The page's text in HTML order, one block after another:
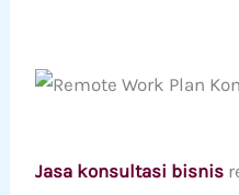
Jasa konsultasi bisnis